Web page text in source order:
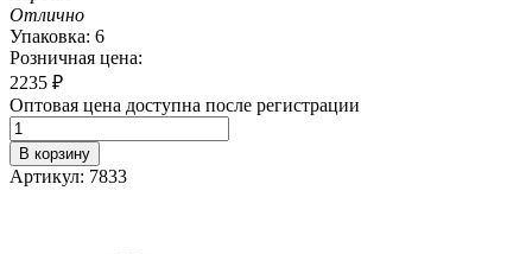
Отлично
Упаковка: 6
Розничная цена:
2235 ₽
Оптовая цена доступна после регистрации
В корзину
Артикул: 7833